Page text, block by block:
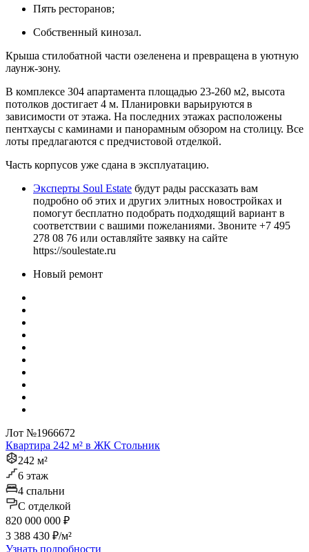
Пять ресторанов;
Собственный кинозал.
Крыша стилобатной части озеленена и превращена в уютную
лаунж-зону.
В комплексе 304 апартамента площадью 23-260 м2, высота
потолков достигает 4 м. Планировки варьируются в
зависимости от этажа. На последних этажах расположены
пентхаусы с каминами и панорамным обзором на столицу. Все
лоты предлагаются с предчистовой отделкой.
Часть корпусов уже сдана в эксплуатацию.
Эксперты Soul Estate будут рады рассказать вам
подробно об этих и других элитных новостройках и
помогут бесплатно подобрать подходящий вариант в
соответствии с вашими пожеланиями. Звоните +7 495
278 08 76 или оставляйте заявку на сайте
https://soulestate.ru
Новый ремонт
Лот №1966672
Квартира 242 м² в ЖК Стольник
242 м²
6 этаж
4 спальни
C отделкой
820 000 000 ₽
3 388 430 ₽/м²
Узнать подробности